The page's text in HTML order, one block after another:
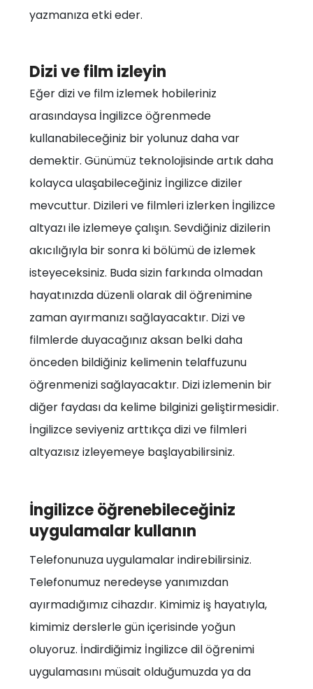
yazmanıza etki eder.
Dizi ve film izleyin
Eğer dizi ve film izlemek hobileriniz
arasındaysa İngilizce öğrenmede
kullanabileceğiniz bir yolunuz daha var
demektir. Günümüz teknolojisinde artık daha
kolayca ulaşabileceğiniz İngilizce diziler
mevcuttur. Dizileri ve filmleri izlerken İngilizce
altyazı ile izlemeye çalışın. Sevdiğiniz dizilerin
akıcılığıyla bir sonra ki bölümü de izlemek
isteyeceksiniz. Buda sizin farkında olmadan
hayatınızda düzenli olarak dil öğrenimine
zaman ayırmanızı sağlayacaktır. Dizi ve
filmlerde duyacağınız aksan belki daha
önceden bildiğiniz kelimenin telaffuzunu
öğrenmenizi sağlayacaktır. Dizi izlemenin bir
diğer faydası da kelime bilginizi geliştirmesidir.
İngilizce seviyeniz arttıkça dizi ve filmleri
altyazısız izleyemeye başlayabilirsiniz.
İngilizce öğrenebileceğiniz
uygulamalar kullanın
Telefonunuza uygulamalar indirebilirsiniz.
Telefonumuz neredeyse yanımızdan
ayırmadığımız cihazdır. Kimimiz iş hayatıyla,
kimimiz derslerle gün içerisinde yoğun
oluyoruz. İndirdiğimiz İngilizce dil öğrenimi
uygulamasını müsait olduğumuzda ya da